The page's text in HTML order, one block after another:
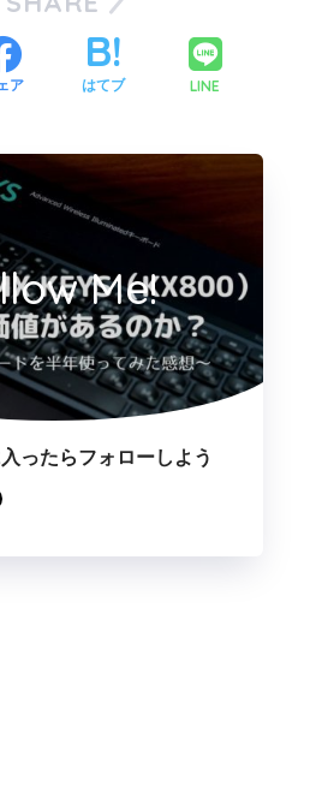
ア はてブ LINE
Me!
ったらフォローしよう